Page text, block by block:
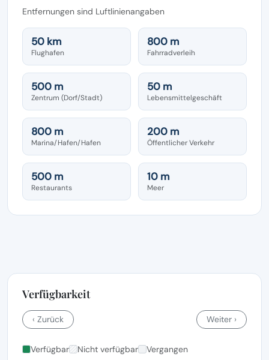
Entfernungen sind Luftlinienangaben
50 km
Flughafen
800 m
Fahrradverleih
500 m
Zentrum (Dorf/Stadt)
50 m
Lebensmittelgeschäft
800 m
Marina/Hafen/Hafen
200 m
Öffentlicher Verkehr
500 m
Restaurants
10 m
Meer
Verfügbarkeit
‹ Zurück Weiter ›
Verfügbar Nicht verfügbar Vergangen